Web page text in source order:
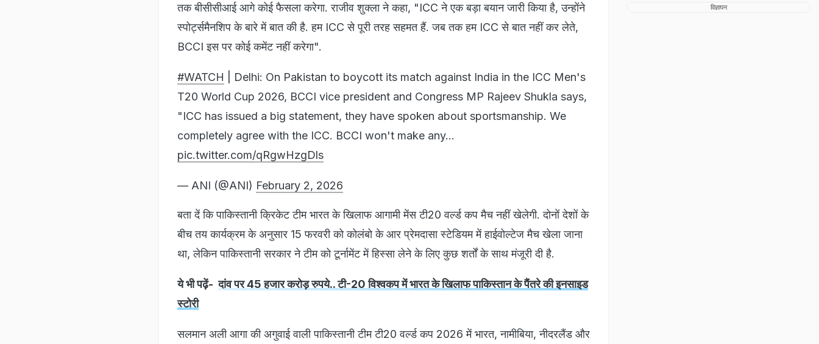
तक बीसीसीआई आगे कोई फैसला करेगा. राजीव शुक्ला ने कहा, "ICC ने एक बड़ा बयान जारी किया है, उन्होंने
स्पोर्ट्समैनशिप के बारे में बात की है. हम ICC से पूरी तरह सहमत हैं. जब तक हम ICC से बात नहीं कर लेते,
BCCI इस पर कोई कमेंट नहीं करेगा".
#WATCH | Delhi: On Pakistan to boycott its match against India in the ICC Men's
T20 World Cup 2026, BCCI vice president and Congress MP Rajeev Shukla says,
"ICC has issued a big statement, they have spoken about sportsmanship. We
completely agree with the ICC. BCCI won't make any…
pic.twitter.com/qRgwHzgDls
— ANI (@ANI) February 2, 2026
बता दें कि पाकिस्तानी क्रिकेट टीम भारत के खिलाफ आगामी मेंस टी20 वर्ल्ड कप मैच नहीं खेलेगी. दोनों देशों के
बीच तय कार्यक्रम के अनुसार 15 फरवरी को कोलंबो के आर प्रेमदासा स्टेडियम में हाईवोल्टेज मैच खेला जाना
था, लेकिन पाकिस्तानी सरकार ने टीम को टूर्नामेंट में हिस्सा लेने के लिए कुछ शर्तों के साथ मंजूरी दी है.
ये भी पढ़ें-दांव पर 45 हजार करोड़ रुपये.. टी-20 विश्वकप में भारत के खिलाफ पाकिस्तान के पैंतरे की इनसाइड
स्टोरी
सलमान अली आगा की अगुवाई वाली पाकिस्तानी टीम टी20 वर्ल्ड कप 2026 में भारत, नामीबिया, नीदरलैंड और
विज्ञापन